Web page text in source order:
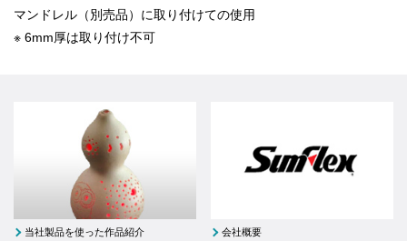
マンドレル（別売品）に取り付けての使用
※ 6mm厚は取り付け不可
当社製品を使った作品紹介 会社概要